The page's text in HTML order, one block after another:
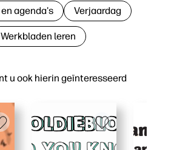
u ook hierin geïnteresseerd
agenda's Verjaardag
Werkbladen leren